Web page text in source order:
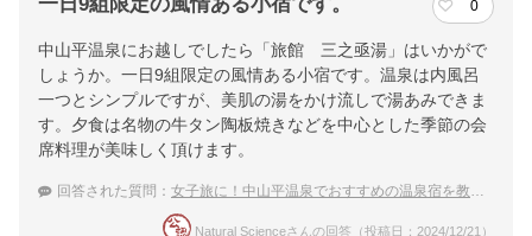
0
中山平温泉にお越しでしたら「旅館 三之亟湯」はいかがで
しょうか。一日9組限定の風情ある小宿です。温泉は内風呂
一つとシンプルですが、美肌の湯をかけ流しで湯あみできま
す。夕食は名物の牛タン陶板焼きなどを中心とした季節の会
席料理が美味しく頂けます。
回答された質問： 女子旅に！中山平温泉でおすすめの温泉宿を教えてほしいです
Natural Scienceさんの回答（投稿日：2024/12/21）